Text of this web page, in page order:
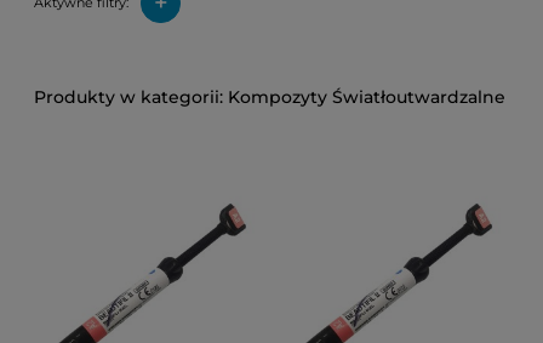
Kompozyty Światłoutwardzalne